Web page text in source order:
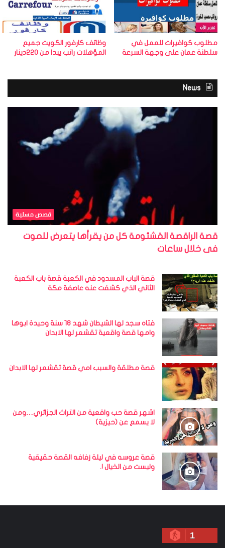
مطلوب كوافيرات للعمل في
سلطنة عمان على وجهة السرعة
وظائف كارفور الكويت جميع
المؤهلات راتب يبدا من 220دينار
News
قصص مسلية
قصة الراقصة المَشئومة كل من يقرأها يتعرض للموت
فى خلال ساعات
قصة الباب المسدود في الكعبة قصة باب الكعبة
الثاني الذي كشفت عنه عاصفة مكة
فتاه سجد لها الشيطان شهد ١٨ سنة وحيدة ابوها
وامها قصة واقعية تقشعر لها الابدان
قصة مطلقة والسبب امي قصة تقشعر لها الابدان
اشهر قصة حب واقعية من التراث الجزائري…ومن
لا يسمع عن (حيزية)
قصة عروسه في ليلة زفافه القصة حقيقية
وليست من الخيال !.
1